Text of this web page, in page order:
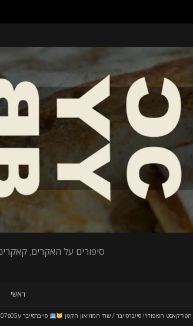
סיפורים על האקרים,
ראשי
הפודקאסט הפופולרי סייברסייבר / שוד המוזיאון הקטן סייברסייבר ע05פ07